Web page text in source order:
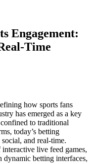
Engagement:
Time
how sports fans
has emerged as a key
to traditional
today’s betting
and real-time.
live feed games,
betting interfaces,